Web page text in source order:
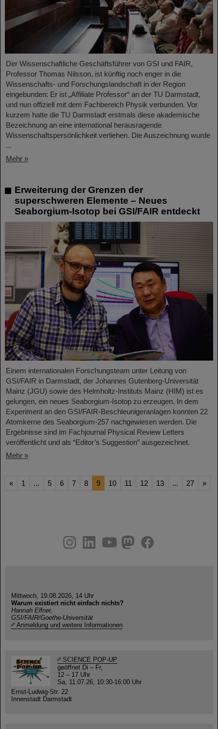
Der Wissenschaftliche Geschäftsführer von GSI und FAIR,
Professor Thomas Nilsson, ist künftig noch enger in die
Wissenschafts- und Forschungslandschaft in der Region
eingebunden: Er ist „Affiliate Professor“ an der TU Darmstadt,
und nun offiziell mit dem Fachbereich Physik verbunden. Vor
kurzem hatte die TU Darmstadt erstmals diese akademische
Bezeichnung an eine international herausragende
Wissenschaftspersönlichkeit verliehen. Die Auszeichnung wurde
...
Mehr »
Erweiterung der Grenzen der
superschweren Elemente – Neues
Seaborgium-Isotop bei GSI/FAIR entdeckt
Einem internationalen Forschungsteam unter Leitung von
GSI/FAIR in Darmstadt, der Johannes Gutenberg-Universität
Mainz (JGU) sowie des Helmholtz-Instituts Mainz (HIM) ist es
gelungen, ein neues Seaborgium-Isotop zu erzeugen. In dem
Experiment an den GSI/FAIR-Beschleunigeranlagen konnten 22
Atomkerne des Seaborgium-257 nachgewiesen werden. Die
Ergebnisse sind im Fachjournal Physical Review Letters
veröffentlicht und als “Editor’s Suggestion” ausgezeichnet.
Mehr »
« 1 ... 5 6 7 8 9 10 11 12 13 ... 27 »
youtube
helmholtz.social
facebook
Mittwoch, 19.08.2026, 14 Uhr
Warum existiert nicht einfach nichts?
Hannah Elfner,
GSI/FAIR/Goethe-Universität
Anmeldung und weitere Informationen
SCIENCE POP-UP
geöffnet Di – Fr,
12 – 17 Uhr
Sa, 11.07.26, 10:30-16:00 Uhr
Ernst-Ludwig-Str. 22
Innenstadt Darmstadt